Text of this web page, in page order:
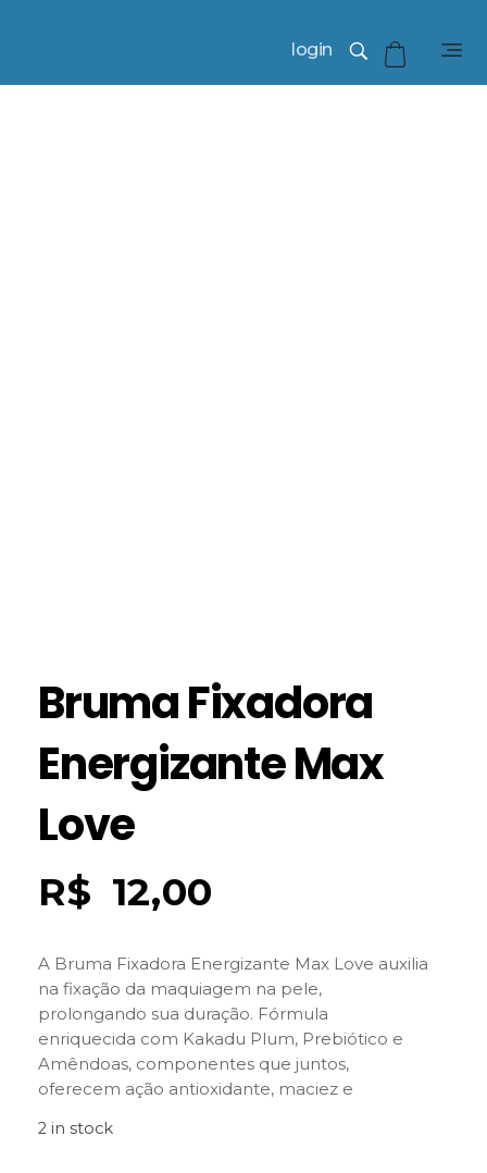
login
Bruma Fixadora
Energizante Max
Love
R$ 12,00
A Bruma Fixadora Energizante Max Love auxilia
na fixação da maquiagem na pele,
prolongando sua duração. Fórmula
enriquecida com Kakadu Plum, Prebiótico e
Amêndoas, componentes que juntos,
oferecem ação antioxidante, maciez e
Fórmula vegana, livre de parabenos e livre de
2 in stock